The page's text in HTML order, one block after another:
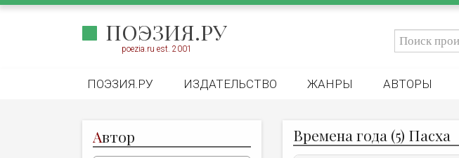
ПОЭЗИЯ.РУ
poezia.ru est. 2001
ПОЭЗИЯ.РУ ИЗДАТЕЛЬСТВО ЖАНРЫ АВТОРЫ
Автор Времена года (5) Пасха